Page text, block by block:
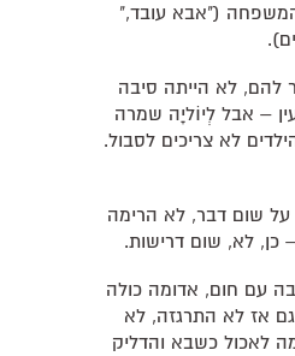
("אבא עובד,"
להם, לא הייתה סיבה
– אבל לְיוֹליָה שמרה
לא צריכים לסבול.
שום דבר, לא הרימה
לא, שום דרישות.
עם חום, אדומה כולה
אז לא התרגזה, לא
לאכול כשבא והדליק